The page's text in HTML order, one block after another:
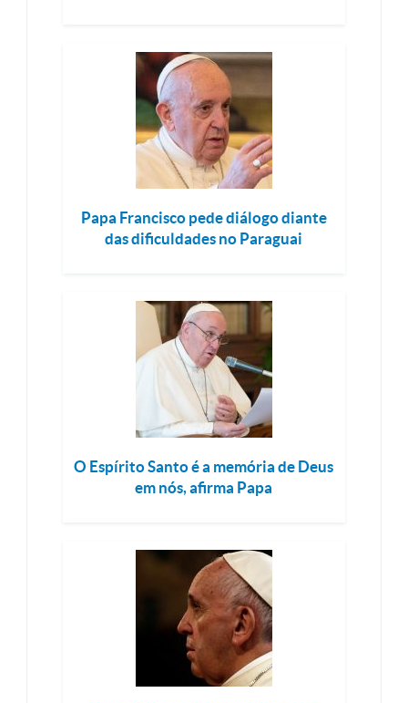
Papa Francisco pede diálogo diante
das dificuldades no Paraguai
O Espírito Santo é a memória de Deus
em nós, afirma Papa